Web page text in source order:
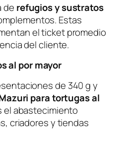
de refugios y sustratos
Estas
el ticket promedio
del cliente.
al por mayor
de 340 g y
para tortugas al
el abastecimiento
criadores y tiendas